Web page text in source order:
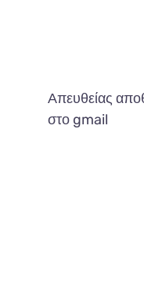
Απευθείας
στο gmail